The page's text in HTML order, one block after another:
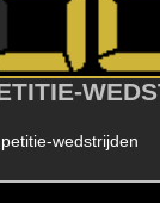
wedstrijden